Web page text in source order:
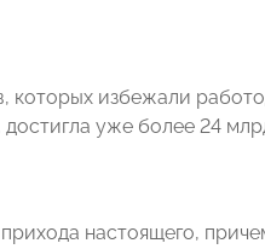
которых избежали
уже более 24
настоящего,